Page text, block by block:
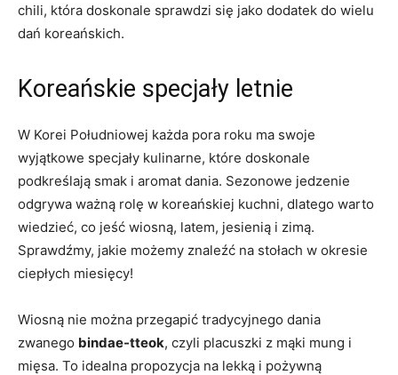
⁣chili, która doskonale sprawdzi‌ się jako dodatek do wielu
dań koreańskich.
Koreańskie specjały letnie
W Korei Południowej każda pora roku ma swoje
wyjątkowe specjały kulinarne, które ⁢doskonale
‍podkreślają smak i aromat⁤ dania. Sezonowe jedzenie
odgrywa ważną rolę w ⁣koreańskiej kuchni, dlatego warto
wiedzieć, co jeść ‌wiosną,‌ latem, ‍jesienią i zimą.
Sprawdźmy, ⁤jakie możemy znaleźć na ⁢stołach w okresie
ciepłych miesięcy!
Wiosną nie można ‍przegapić tradycyjnego dania
zwanego bindae-tteok, czyli‌ placuszki z mąki⁣ mung i
mięsa. To ⁤idealna propozycja na lekką⁢ i pożywną‌